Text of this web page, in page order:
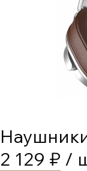
2 129 ₽ /